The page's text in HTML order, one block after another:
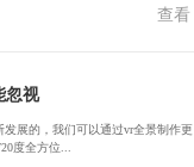
查看
忽视
展的，我们可以通过vr全景制作更
度全方位...